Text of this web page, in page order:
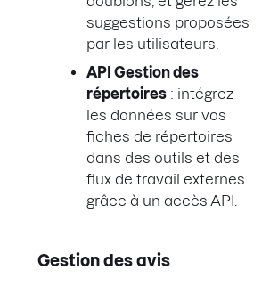
suggestions proposées
par les utilisateurs.
API Gestion des
répertoires : intégrez
les données sur vos
fiches de répertoires
dans des outils et des
flux de travail externes
grâce à un accès API.
Gestion des avis